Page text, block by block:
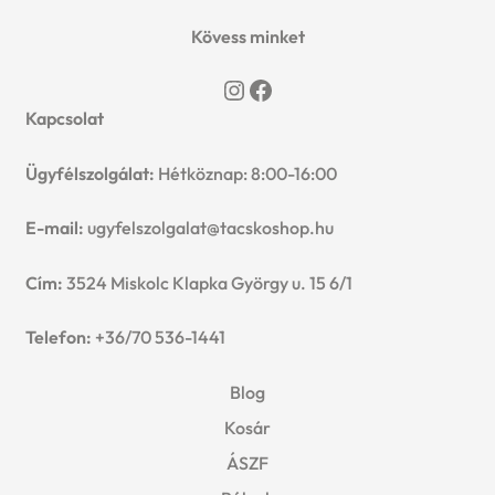
Kövess minket
Instagram
Facebook
Kapcsolat
Ügyfélszolgálat: Hétköznap: 8:00-16:00
E-mail: ugyfelszolgalat@tacskoshop.hu
Cím: 3524 Miskolc Klapka György u. 15 6/1
Telefon: +36/70 536-1441
Blog
Kosár
ÁSZF